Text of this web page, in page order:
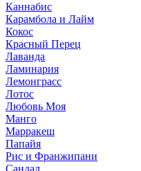
Каннабис
Карамбола и Лайм
Кокос
Красный Перец
Лаванда
Ламинария
Лемонграсс
Лотос
Любовь Моя
Манго
Марракеш
Папайя
Рис и Франжипани
Сандал